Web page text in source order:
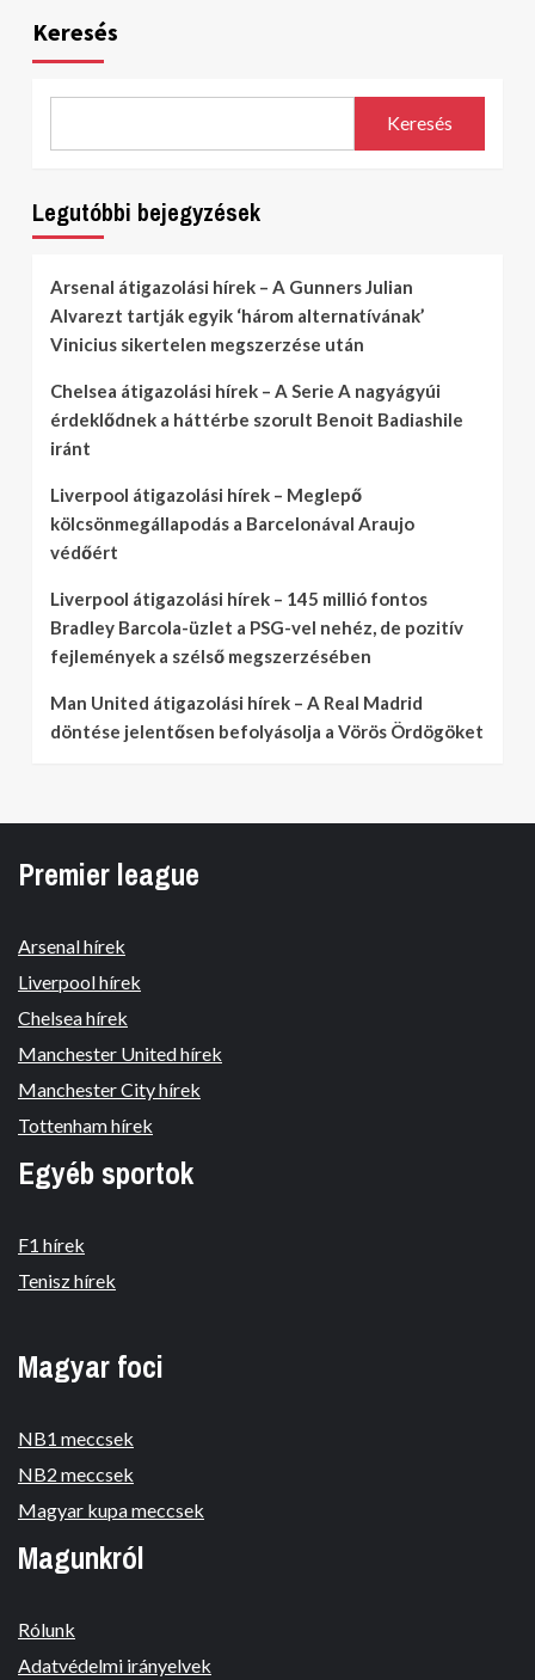
Keresés
Keresés
Legutóbbi bejegyzések
Arsenal átigazolási hírek – A Gunners Julian
Alvarezt tartják egyik ‘három alternatívának’
Vinicius sikertelen megszerzése után
Chelsea átigazolási hírek – A Serie A nagyágyúi
érdeklődnek a háttérbe szorult Benoit Badiashile
iránt
Liverpool átigazolási hírek – Meglepő
kölcsönmegállapodás a Barcelonával Araujo
védőért
Liverpool átigazolási hírek – 145 millió fontos
Bradley Barcola-üzlet a PSG-vel nehéz, de pozitív
fejlemények a szélső megszerzésében
Man United átigazolási hírek – A Real Madrid
döntése jelentősen befolyásolja a Vörös Ördögöket
Premier league
Arsenal hírek
Liverpool hírek
Chelsea hírek
Manchester United hírek
Manchester City hírek
Tottenham hírek
Egyéb sportok
F1 hírek
Tenisz hírek
Magyar foci
NB1 meccsek
NB2 meccsek
Magyar kupa meccsek
Magunkról
Rólunk
Adatvédelmi irányelvek